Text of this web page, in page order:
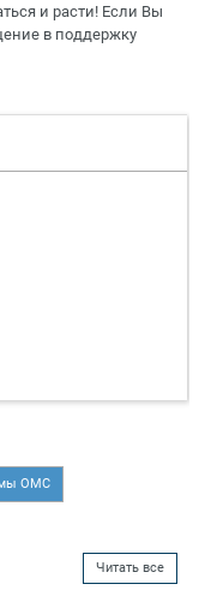
и расти! Если Вы
в поддержку
ОМС
Читать все